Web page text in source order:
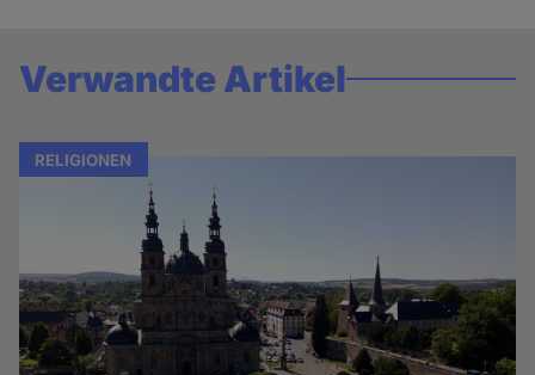
Verwandte Artikel
RELIGIONEN